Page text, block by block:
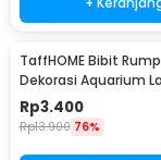
TaffHOME Bibit
Dekorasi Aquarium
Ornament 10g Love
H0027
Rp3.400
Rp13.900 76%